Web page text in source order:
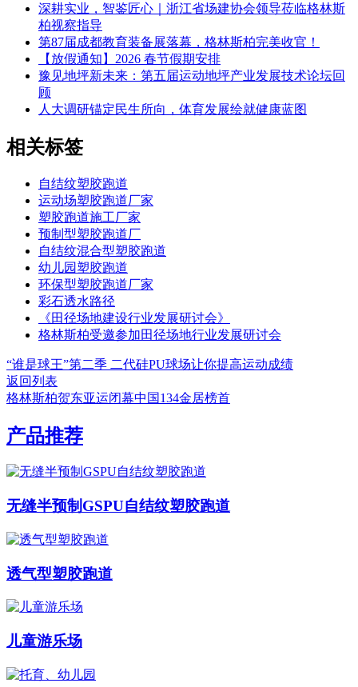
深耕实业，智鉴匠心｜浙江省场建协会领导莅临格林斯
柏视察指导
第87届成都教育装备展落幕，格林斯柏完美收官！
【放假通知】2026 春节假期安排
豫见地坪新未来：第五届运动地坪产业发展技术论坛回
顾
人大调研锚定民生所向，体育发展绘就健康蓝图
相关标签
自结纹塑胶跑道
运动场塑胶跑道厂家
塑胶跑道施工厂家
预制型塑胶跑道厂
自结纹混合型塑胶跑道
幼儿园塑胶跑道
环保型塑胶跑道厂家
彩石透水路径
《田径场地建设行业发展研讨会》
格林斯柏受邀参加田径场地行业发展研讨会
“谁是球王”第二季 二代硅PU球场让你提高运动成绩
返回列表
格林斯柏贺东亚运闭幕中国134金居榜首
产品推荐
无缝半预制GSPU自结纹塑胶跑道
透气型塑胶跑道
儿童游乐场